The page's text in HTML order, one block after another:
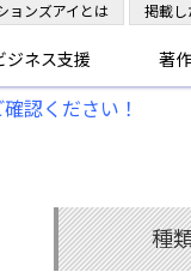
ジネス支援 著
ョンズアイとは 掲載し
認ください！
種